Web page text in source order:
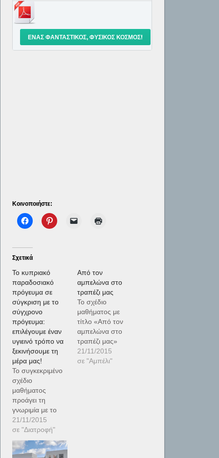
ΈΝΑΣ ΦΑΝΤΑΣΤΙΚΌΣ, ΦΥΣΙΚΌΣ ΚΌΣΜΟΣ!
Κοινοποιήστε:
Σχετικά
Το κυπριακό
παραδοσιακό
πρόγευμα σε
σύγκριση με το
σύγχρονο
πρόγευμα:
επιλέγουμε έναν
υγιεινό τρόπο να
ξεκινήσουμε τη
μέρα μας!
Το συγκεκριμένο
σχέδιο
μαθήματος
προάγει τη
γνωριμία με το
κυπριακό
παραδοσιακό
πρόγευμα και κατ’
επέκταση
21/11/2015
σε "Διατροφή"
Από τον
αμπελώνα στο
τραπέζι μας
Το σχέδιο
μαθήματος με
τίτλο «Από τον
αμπελώνα στο
τραπέζι μας»
επικεντρώνεται
στο αμπέλι, τον
21/11/2015
σε "Αμπέλι"